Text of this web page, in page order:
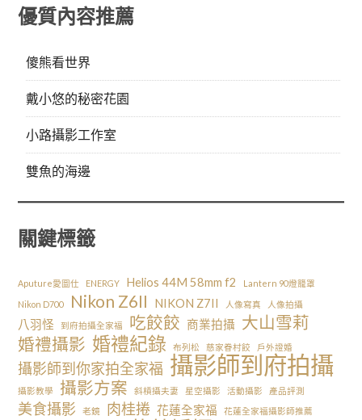
優質內容推薦
傻熊看世界
戴小悠的秘密花園
小路攝影工作室
雙魚的海邊
關鍵標籤
Aputure愛圖仕 ENERGY Helios 44M 58mm f2
Lantern 90燈籠罩
Nikon D700
Nikon Z6II NIKON Z7II 人像寫真 人像拍攝
八羽怪 到府拍攝全家福 吃餃餃 商業拍攝 大山雪莉
婚禮攝影 婚禮紀錄 布列松 慈家眷村餃 戶外證婚
攝影師到你家拍全家福 攝影師到府拍攝
攝影教學 攝影方案 斜槓攝夫妻 星空攝影 活動攝影 產品評測
美食攝影 老鏡 肉桂捲 花蓮全家福 花蓮全家福攝影師推薦